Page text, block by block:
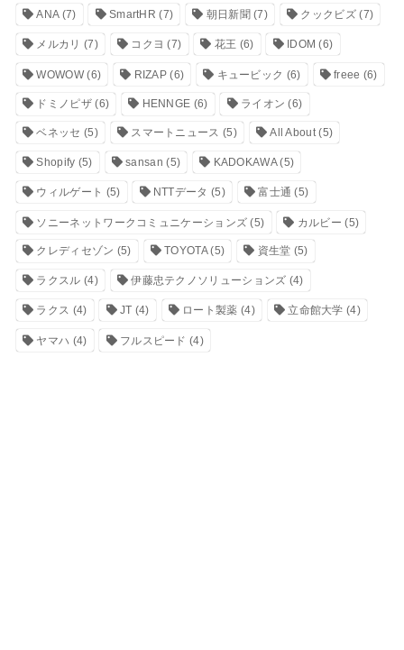
ANA(7) SmartHR (7) 朝日新聞 (7) クックビズ(7)
メルカリ (7) コクヨ (7) 花王 (6) IDOM (6)
WOWOW(6) RIZAP (6) キュービック (6) freee (6)
ドミノピザ(6) HENNGE (6) ライオン (6)
ベネッセ (5) スマートニュース (5) All About(5)
Shopify (5) sansan (5) KADOKAWA(5)
ウィルゲート (5) NTTデータ (5) 富士通 (5)
ソニーネットワークコミュニケーションズ (5) カルビー (5)
クレディセゾン (5) TOYOTA(5) 資生堂 (5)
ラクスル (4) 伊藤忠テクノソリューションズ (4)
ラクス (4) JT (4) ロート製薬 (4) 立命館大学 (4)
ヤマハ (4) フルスピード (4)